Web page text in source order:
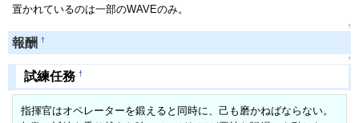
置かれているのは一部のWAVEのみ。
↑
報酬 †
↑
試練任務 †
指揮官はオペレーターを鍛えると同時に、己も磨かねばならない。